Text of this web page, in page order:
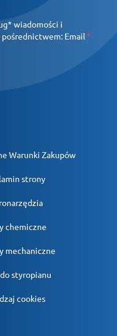
wiadomości i
Email
Warunki Zakupów
strony
chemiczne
mechaniczne
do styropianu
cookies